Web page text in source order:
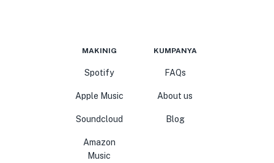
MAKINIG
Spotify
Apple Music
Soundcloud
Amazon
Music
KUMPANYA
FAQs
About us
Blog